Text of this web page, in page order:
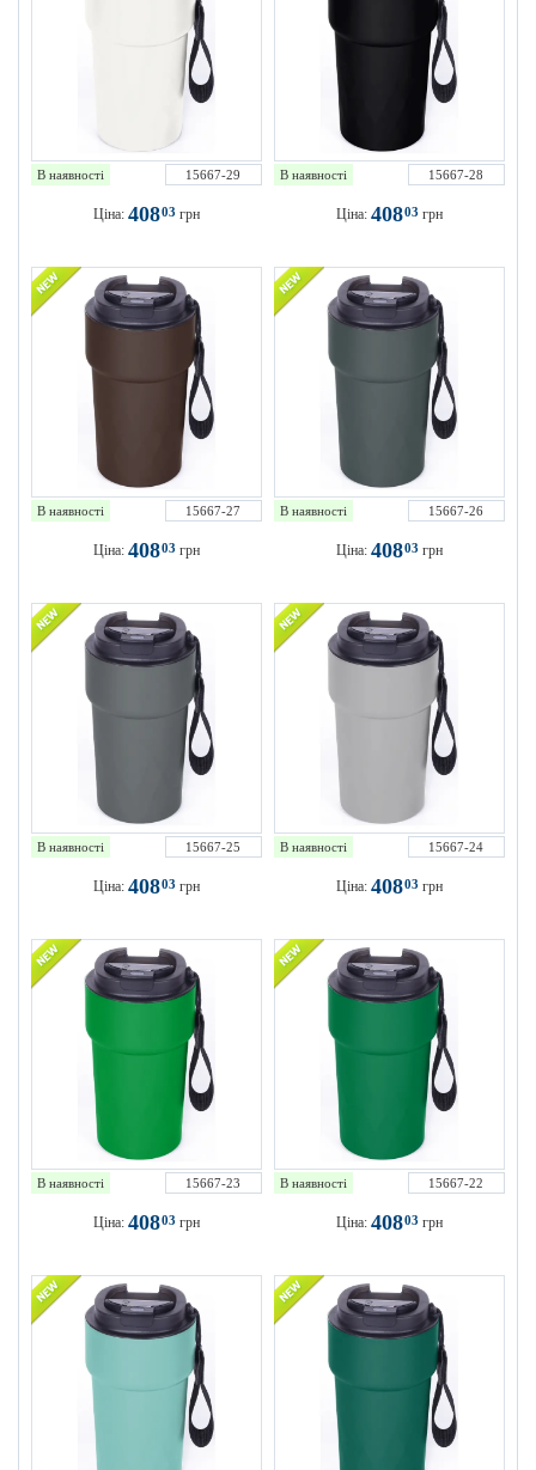
В наявності 15667-29
Ціна: 40803 грн
В наявності 15667-28
Ціна: 40803 грн
В наявності 15667-27
Ціна: 40803 грн
В наявності 15667-26
Ціна: 40803 грн
В наявності 15667-25
Ціна: 40803 грн
В наявності 15667-24
Ціна: 40803 грн
В наявності 15667-23
Ціна: 40803 грн
В наявності 15667-22
Ціна: 40803 грн